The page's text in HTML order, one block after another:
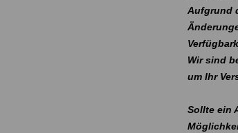
Aufgrund
Wir sind
um Ihr
Sollte ein